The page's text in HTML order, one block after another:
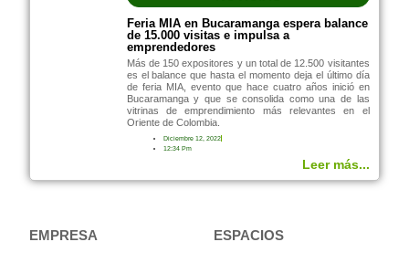
Feria MIA en Bucaramanga espera balance
de 15.000 visitas e impulsa a
emprendedores
Más de 150 expositores y un total de 12.500 visitantes
es el balance que hasta el momento deja el último día
de feria MIA, evento que hace cuatro años inició en
Bucaramanga y que se consolida como una de las
vitrinas de emprendimiento más relevantes en el
Oriente de Colombia.
Diciembre 12, 2022
12:34 Pm
Leer más...
EMPRESA ESPACIOS